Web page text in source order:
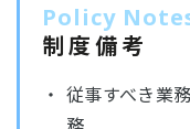
Policy
制度備考
従事すべき業